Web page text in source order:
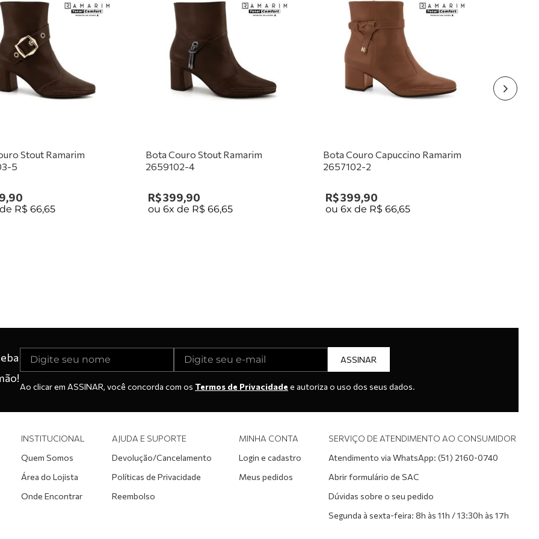
frio do inverno ou para destacar-se em qualquer estação, esta bota é o
complemento perfeito para qualquer guarda-roupa feminino exigente.
Compre hoje mesmo!
Stout Ramarim
5
,90
R$ 66,65
Bota Couro Stout Ramarim
2659102-4
R$399,90
ou6x de R$ 66,65
Bota Couro Capuccino Ramarim
2657102-2
R$399,90
ou6x de R$ 66,65
ASSINAR
Ao clicar em ASSINAR, você concorda com os Termos de Privacidade e autoriza o uso dos seus dados.
INSTITUCIONAL
Quem Somos
Área do Lojista
Onde Encontrar
AJUDA E SUPORTE
Devolução/Cancelamento
Políticas de Privacidade
Reembolso
MINHA CONTA
Login e cadastro
Meus pedidos
SERVIÇO DE ATENDIMENTO AO CONSUMIDOR
Atendimento via WhatsApp: (51) 2160-0740
Abrir formulário de SAC
Dúvidas sobre o seu pedido
Segunda à sexta-feira: 8h às 11h / 13:30h às 17h